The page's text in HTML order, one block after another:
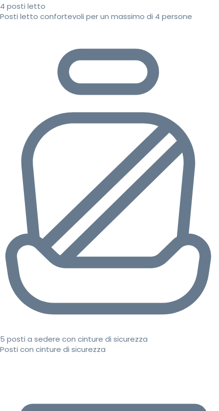
4 posti letto
Posti letto confortevoli per un massimo di 4 persone
5 posti a sedere con cinture di sicurezza
Posti con cinture di sicurezza